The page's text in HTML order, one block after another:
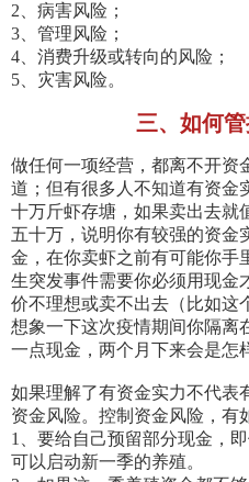
2、病害风险；
3、管理风险；
4、消费升级或转向的风险；
5、灾害风险。
三、如何
做任何一项经营，都离不开资
道；但有很多人不知道有资金
十万斤虾存塘，如果卖出去就
五十万，说明你有较强的资金
金，在你卖虾之前有可能你手
生突发事件需要你必须用现金
价不理想或卖不出去（比如这
想象一下这次疫情期间你隔离
一点现金，两个月下来会是怎
如果理解了有资金实力不代表
资金风险。控制资金风险，有
1、要给自己预留部分现金，
可以启动新一季的养殖。